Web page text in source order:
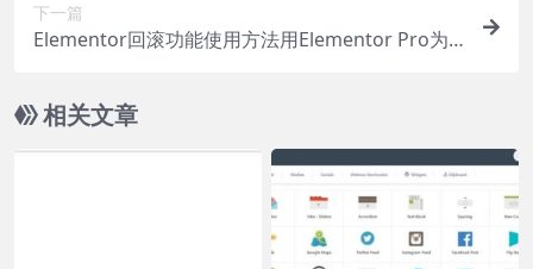
d主题激活方法Enfold编辑器Avia调用博客文章的4
种方法Enfold添加联系表单方法
下一篇
Elementor回滚功能使用方法用Elementor Pro为
入场动画方法Elementor为网页元素添加吸顶效果E
lementor为网站开启维护模式Elementor设计单页
网站教程Elementor 开启暗色模式方法
相关文章